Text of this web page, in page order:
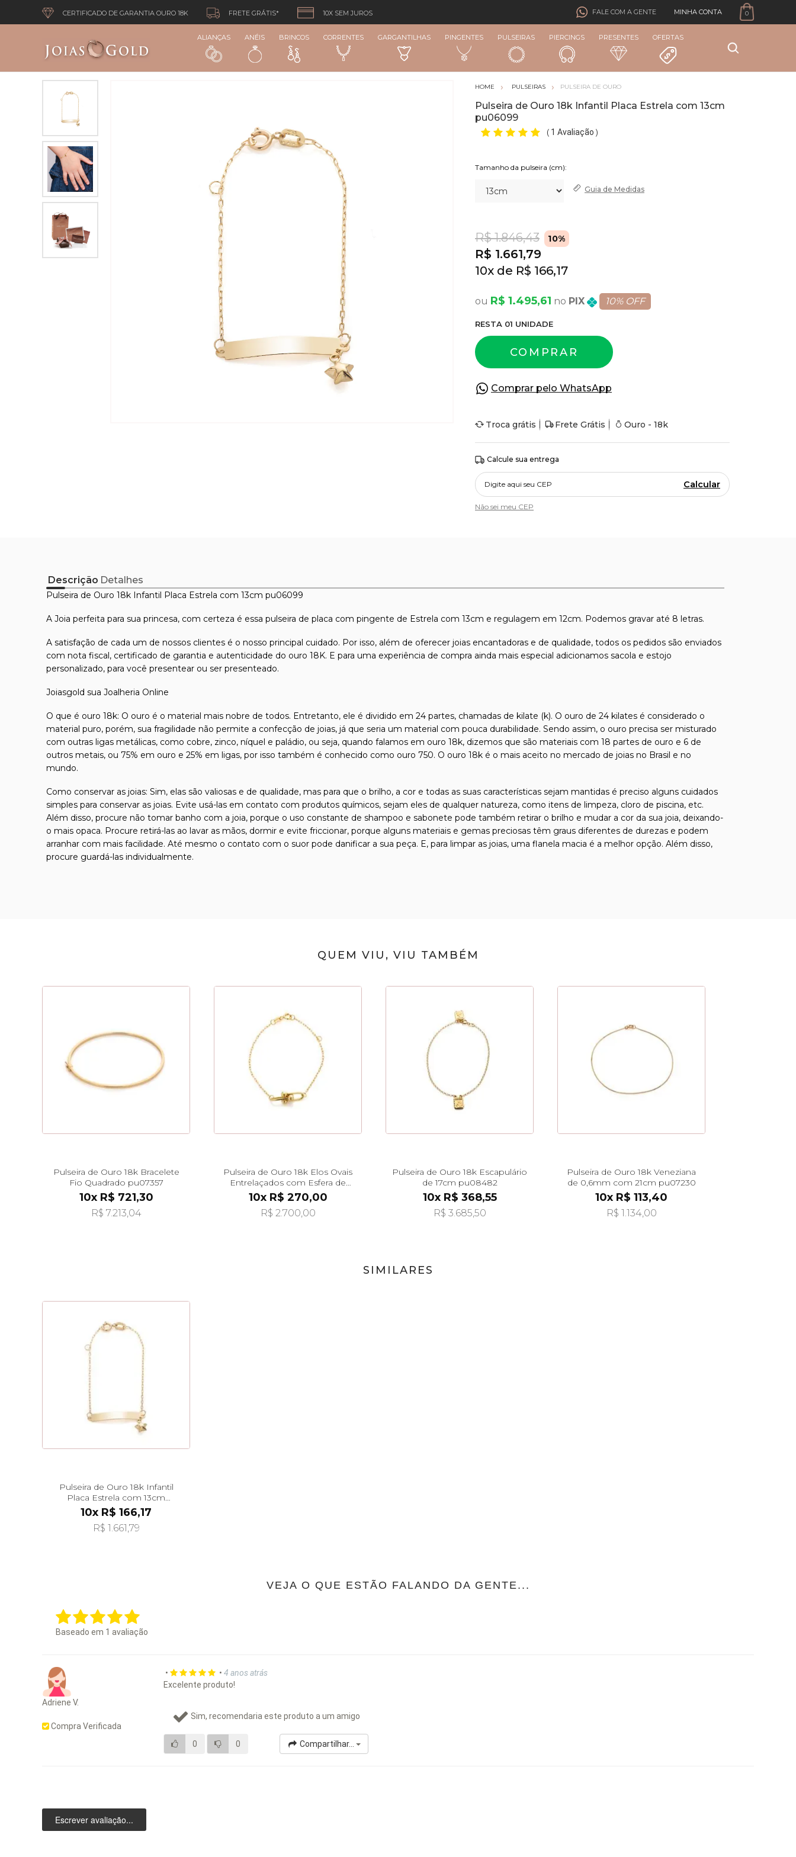
CERTIFICADO DE GARANTIA OURO 18K FRETE GRÁTIS* 10X SEM JUROS FALE COM A GENTE MINHA CONTA 0
ALIANÇAS ANÉIS BRINCOS CORRENTES GARGANTILHAS PINGENTES PULSEIRAS PIERCINGS PRESENTES OFERTAS
PULSEIRAS PULSEIRA DE OURO
Pulseira de Ouro 18k Infantil Placa Estrela com 13cm
pu06099
( 1 Avaliação )
Guia de Medidas
R$ 1.846,43 10%
R$ 1.661,79
10x R$ 166,17
R$ 1.495,61 PIX 10% OFF
RESTA 01 UNIDADE
COMPRAR
Comprar pelo WhatsApp
Troca grátis Frete Grátis Ouro - 18k
Calcule sua entrega
Calcular
Não sei meu CEP
Descrição Detalhes
Pulseira de Ouro 18k Infantil Placa Estrela com 13cm pu06099
A Joia perfeita para sua princesa, com certeza é essa pulseira de placa com pingente de Estrela com 13cm e regulagem em 12cm. Podemos gravar até 8 letras.
A satisfação de cada um de nossos clientes é o nosso principal cuidado. Por isso, além de oferecer joias encantadoras e de qualidade, todos os pedidos são enviados
com nota fiscal, certificado de garantia e autenticidade do ouro 18K. E para uma experiência de compra ainda mais especial adicionamos sacola e estojo
personalizado, para você presentear ou ser presenteado.
Joiasgold sua Joalheria Online
O que é ouro 18k: O ouro é o material mais nobre de todos. Entretanto, ele é dividido em 24 partes, chamadas de kilate (k). O ouro de 24 kilates é considerado o
material puro, porém, sua fragilidade não permite a confecção de joias, já que seria um material com pouca durabilidade. Sendo assim, o ouro precisa ser misturado
com outras ligas metálicas, como cobre, zinco, níquel e paládio, ou seja, quando falamos em ouro 18k, dizemos que são materiais com 18 partes de ouro e 6 de
outros metais, ou 75% em ouro e 25% em ligas, por isso também é conhecido como ouro 750. O ouro 18k é o mais aceito no mercado de joias no Brasil e no
mundo.
Como conservar as joias: Sim, elas são valiosas e de qualidade, mas para que o brilho, a cor e todas as suas características sejam mantidas é preciso alguns cuidados
simples para conservar as joias. Evite usá-las em contato com produtos químicos, sejam eles de qualquer natureza, como itens de limpeza, cloro de piscina, etc.
Além disso, procure não tomar banho com a joia, porque o uso constante de shampoo e sabonete pode também retirar o brilho e mudar a cor da sua joia, deixando-
o mais opaca. Procure retirá-las ao lavar as mãos, dormir e evite friccionar, porque alguns materiais e gemas preciosas têm graus diferentes de durezas e podem
arranhar com mais facilidade. Até mesmo o contato com o suor pode danificar a sua peça. E, para limpar as joias, uma flanela macia é a melhor opção. Além disso,
procure guardá-las individualmente.
QUEM VIU, VIU TAMBÉM
Pulseira de Ouro 18k Bracelete
Fio Quadrado pu07357
10x R$ 721,30
R$ 7.213,04
Pulseira de Ouro 18k Elos Ovais
Entrelaçados com Esfera de
13cm pu08484
10x R$ 270,00
R$ 2.700,00
Pulseira de Ouro 18k Escapulário
de 17cm pu08482
10x R$ 368,55
R$ 3.685,50
Pulseira de Ouro 18k Veneziana
de 0,6mm com 21cm pu07230
10x R$ 113,40
R$ 1.134,00
SIMILARES
Pulseira de Ouro 18k Infantil
Placa Estrela com 13cm
pu06099
10x R$ 166,17
R$ 1.661,79
VEJA O QUE ESTÃO FALANDO DA GENTE...
Baseado em 1 avaliação
Adriene V.
Compra Verificada
• •4 anos atrás
Excelente produto!
Sim, recomendaria este produto a um amigo
0 0 Compartilhar...
Escrever avaliação...